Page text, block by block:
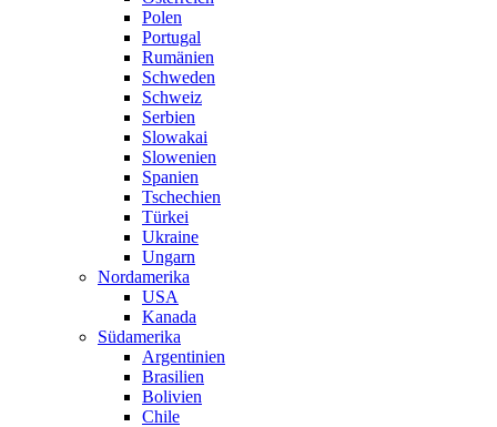
Polen
Portugal
Rumänien
Schweden
Schweiz
Serbien
Slowakai
Slowenien
Spanien
Tschechien
Türkei
Ukraine
Ungarn
Nordamerika
USA
Kanada
Südamerika
Argentinien
Brasilien
Bolivien
Chile